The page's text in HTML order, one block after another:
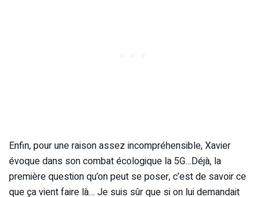
Enfin, pour une raison assez incompréhensible, Xavier
évoque dans son combat écologique la 5G…Déjà, la
première question qu’on peut se poser, c’est de savoir ce
que ça vient faire là… Je suis sûr que si on lui demandait